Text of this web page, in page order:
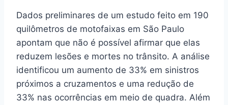
Dados preliminares de um estudo feito em 190
quilômetros de motofaixas em São Paulo
apontam que não é possível afirmar que elas
reduzem lesões e mortes no trânsito. A análise
identificou um aumento de 33% em sinistros
próximos a cruzamentos e uma redução de
33% nas ocorrências em meio de quadra. Além